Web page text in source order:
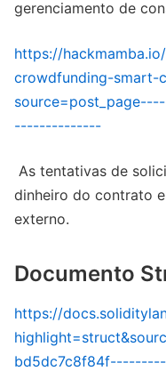
gerenciamento de
https://
crowdfunding-smart-
--------------
As tentativas de
dinheiro do contrato
externo.
Documento
https://